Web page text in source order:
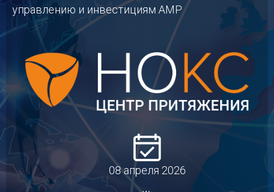
управлению и инвестициям АМР
08 апреля 2026